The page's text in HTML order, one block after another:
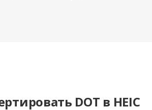
DOT в HEIC